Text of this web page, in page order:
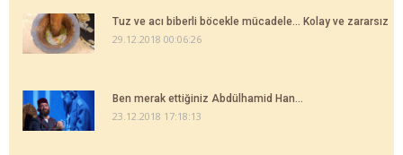
Tuz ve acı biberli böcekle mücadele... Kolay ve zararsız
29.12.2018 00:06:26
Ben merak ettiğiniz Abdülhamid Han...
23.12.2018 17:18:13